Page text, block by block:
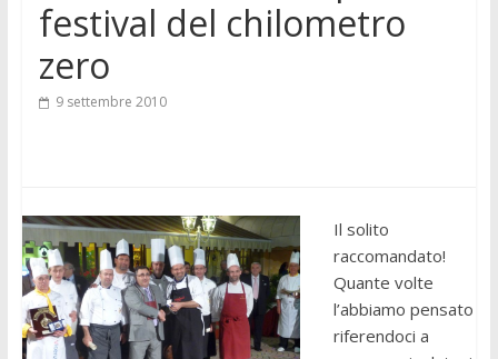
festival del chilometro
zero
9 settembre 2010
Il solito
raccomandato!
Quante volte
l’abbiamo pensato
riferendoci a